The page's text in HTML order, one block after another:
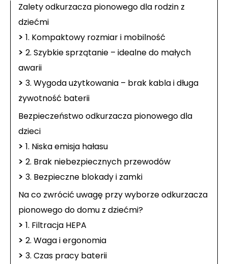
Zalety odkurzacza pionowego dla rodzin z
dziećmi
> 1. Kompaktowy rozmiar i mobilność
> 2. Szybkie sprzątanie – idealne do małych
awarii
> 3. Wygoda użytkowania – brak kabla i długa
żywotność baterii
Bezpieczeństwo odkurzacza pionowego dla
dzieci
> 1. Niska emisja hałasu
> 2. Brak niebezpiecznych przewodów
> 3. Bezpieczne blokady i zamki
Na co zwrócić uwagę przy wyborze odkurzacza
pionowego do domu z dziećmi?
> 1. Filtracja HEPA
> 2. Waga i ergonomia
> 3. Czas pracy baterii